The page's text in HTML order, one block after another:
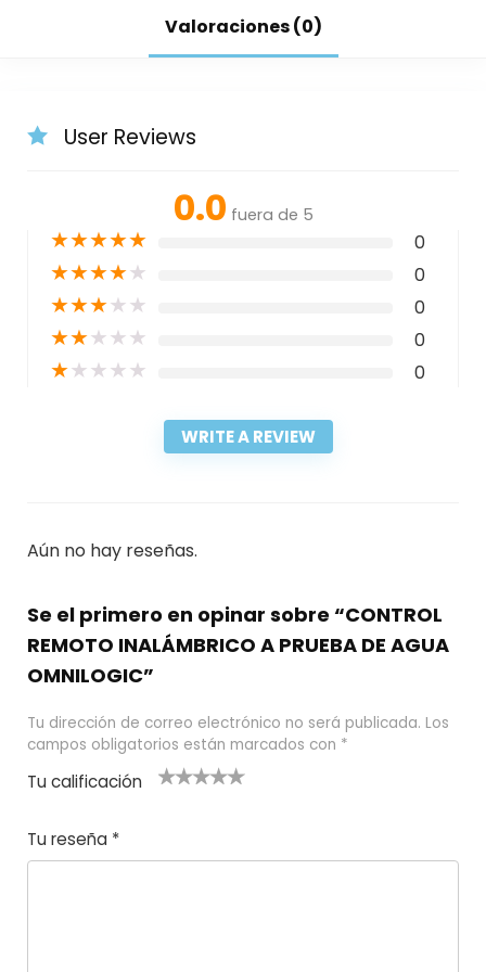
Valoraciones (0)
User Reviews
0.0 fuera de 5
★★★★★ 0
★★★★★ 0
★★★★★ 0
★★★★★ 0
★★★★★ 0
WRITE A REVIEW
Aún no hay reseñas.
Se el primero en opinar sobre “CONTROL
REMOTO INALÁMBRICO A PRUEBA DE AGUA
OMNILOGIC”
Tu dirección de correo electrónico no será publicada. Los
campos obligatorios están marcados con *
Tu calificación
e
5
las
s
Tu reseña *